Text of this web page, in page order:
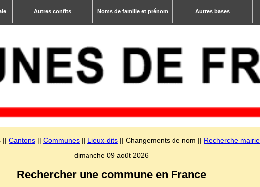
Autres confits Noms de famille et prénom Autres bases
|| Cantons || Communes || Lieux-dits || Changements de nom || Recherche mairie
dimanche 09 août 2026
Rechercher une commune en France